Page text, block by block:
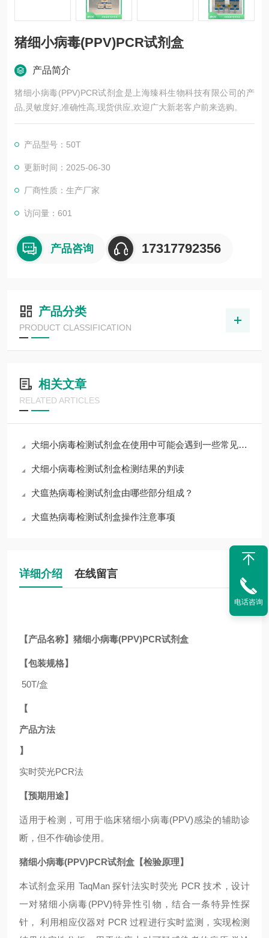
猪细小病毒(PPV)PCR试剂盒
产品简介
猪细小病毒(PPV)PCR试剂盒是上海臻科生物科技有限公司的产
品,灵敏度好,准确性高,现货供应,欢迎广大新老客户前来选购。
产品型号：50T
更新时间：2025-06-30
厂商性质：生产厂家
访问量：601
产品咨询 17317792356
产品分类
PRODUCT CLASSIFICATION
相关文章
RELATED ARTICLES
犬细小病毒检测试剂盒在使用中可能会遇到一些常见问题
犬细小病毒检测试剂盒检测结果的判读
犬瘟热病毒检测试剂盒由哪些部分组成？
犬瘟热病毒检测试剂盒操作注意事项
详细介绍 在线留言
【产品名称】猪细小病毒(PPV)PCR试剂盒
【包装规格】
50T/盒
【
产品方法
】
实时荧光PCR法
【预期用途】
适用于检测，可用于临床猪细小病毒(PPV)感染的辅助诊
断，但不作确诊使用。
猪细小病毒(PPV)PCR试剂盒【检验原理】
本试剂盒采用 TaqMan 探针法实时荧光 PCR 技术，设计
一对猪细小病毒(PPV)特异性引物，结合一条特异性探
针，
利用相应仪器对 PCR 过程进行实时监测，实现检测
电话咨询